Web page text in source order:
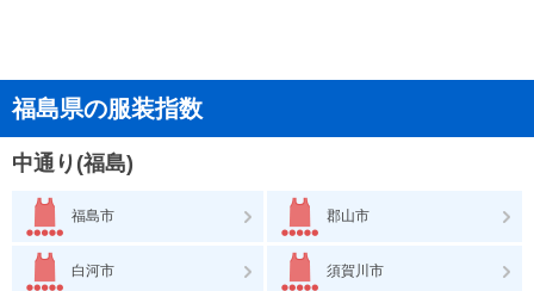
福島県の服装指数
中通り(福島)
福島市 郡山市
白河市 須賀川市